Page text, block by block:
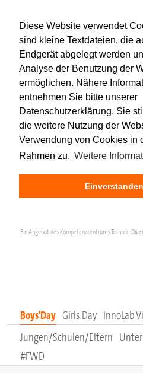
Diese Website verwendet
sind kleine Textdateien, die
Endgerät abgelegt werden
Analyse der Benutzung der
ermöglichen. Nähere
entnehmen Sie bitte unserer
Datenschutzerklärung. Sie
die weitere Nutzung der
Verwendung von Cookies in
Rahmen zu. Weitere
Einverstanden
Ein Angebot des Kompetenzzentrums Technik ·
Boys'Day
Jungen/Schulen/Eltern
Girls'Day InnoLab
#FWD